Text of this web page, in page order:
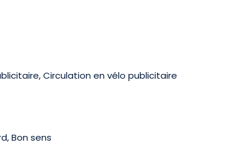
Circulation en vélo publicitaire
Bon sens